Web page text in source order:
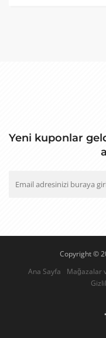
Yeni kuponlar
Copyright ©
Ana Sayfa
Mağazalar